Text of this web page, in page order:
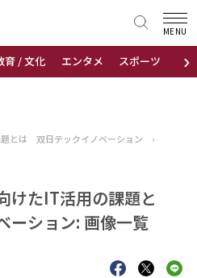
›
育 / 文化 エンタメ スポーツ 地域
MENU
とは 双日テックイノベーション
›
けたIT活用の課題と
ション: 画像一覧